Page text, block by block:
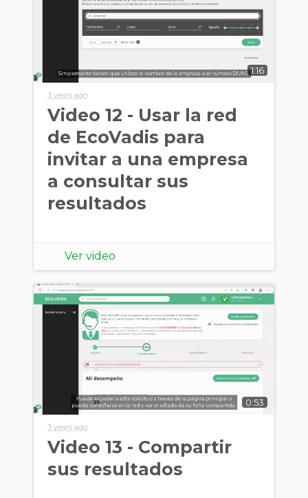
1:16
3 years ago
Video 12 - Usar la red
de EcoVadis para
invitar a una empresa
a consultar sus
resultados
Ver video
0:53
3 years ago
Video 13 - Compartir
sus resultados